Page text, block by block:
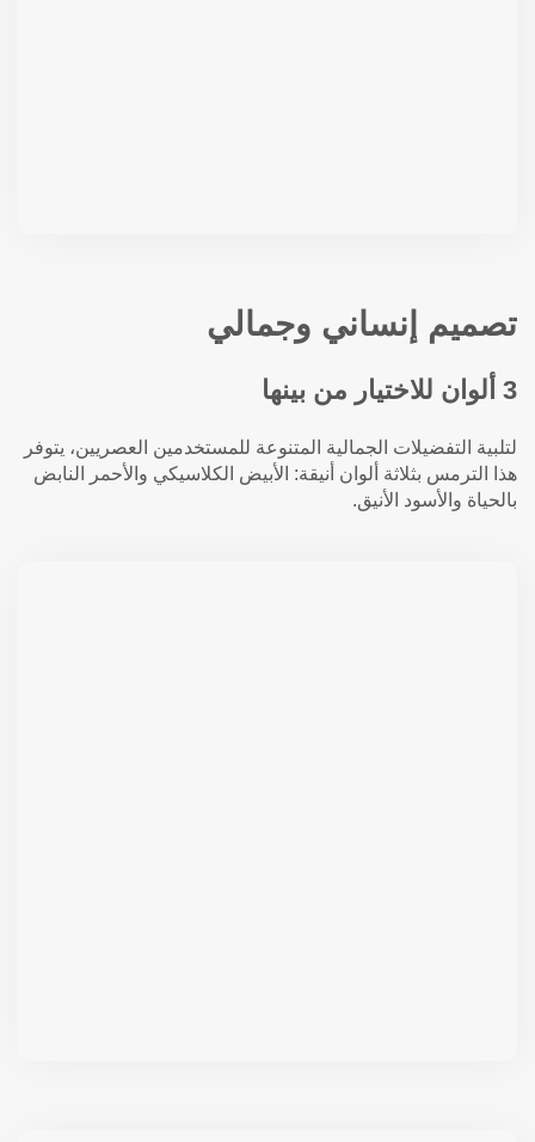
تصميم إنساني وجمالي
3 ألوان للاختيار من بينها
لتلبية التفضيلات الجمالية المتنوعة للمستخدمين العصريين، يتوفر
هذا الترمس بثلاثة ألوان أنيقة: الأبيض الكلاسيكي والأحمر النابض
بالحياة والأسود الأنيق.